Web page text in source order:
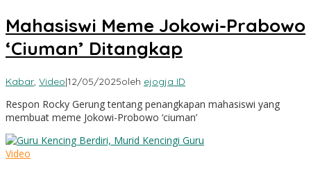
Mahasiswi Meme Jokowi-Prabowo
‘Ciuman’ Ditangkap
Kabar, Video|12/05/2025oleh ejogja ID
Respon Rocky Gerung tentang penangkapan mahasiswi yang
membuat meme Jokowi-Probowo ‘ciuman’
Video